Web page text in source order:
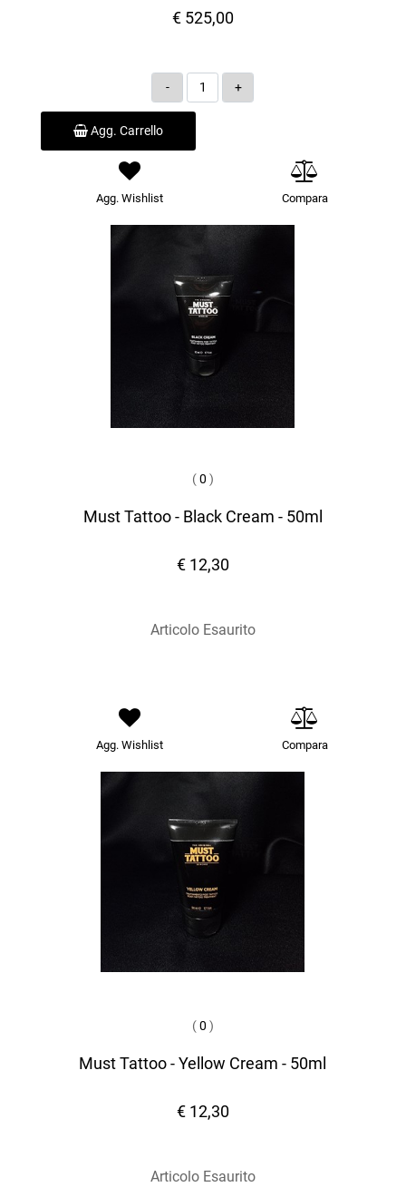
€ 525,00
Quantità
Agg. Carrello
Agg. Wishlist Compara
(0 )
Must Tattoo - Black Cream - 50ml
€ 12,30
Articolo Esaurito
Agg. Wishlist Compara
(0 )
Must Tattoo - Yellow Cream - 50ml
€ 12,30
Articolo Esaurito